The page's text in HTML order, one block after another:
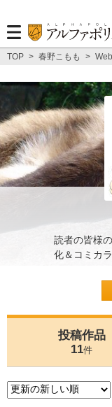
TOP > 春野こもも >
読者の皆様
化＆コミカ
投稿作品
11件